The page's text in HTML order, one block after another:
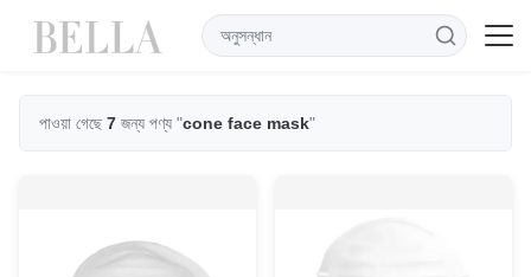
পাওয়া গেছে 7 জন্য পণ্য "cone face mask"